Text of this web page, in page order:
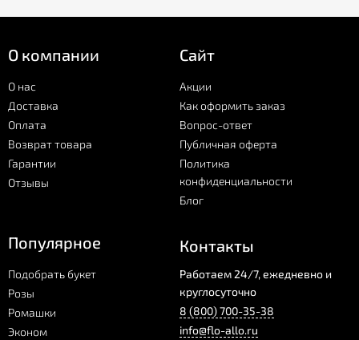
О компании
О нас
Доставка
Оплата
Возврат товара
Гарантии
Отзывы
Сайт
Акции
Как оформить заказ
Вопрос-ответ
Публичная оферта
Политика
конфиденциальности
Блог
Популярное
Подобрать букет
Розы
Ромашки
Эконом
Контакты
Работаем 24/7, ежедневно и
круглосуточно
8 (800) 700-35-38
info@flo-allo.ru